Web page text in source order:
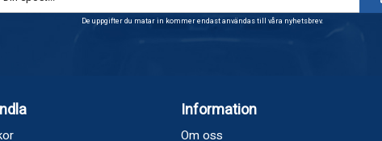
De uppgifter du matar in kommer endast användas till våra nyhetsbrev.
Information
Om oss